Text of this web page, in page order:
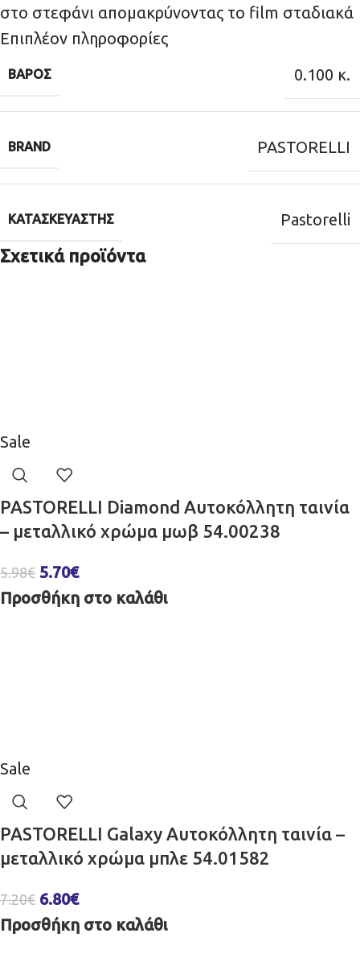
στο στεφάνι απομακρύνοντας το film σταδιακά
Επιπλέον πληροφορίες
ΒΆΡΟΣ 0.100 κ.
BRAND PASTORELLI
ΚΑΤΑΣΚΕΥΑΣΤΉΣ Pastorelli
Σχετικά προϊόντα
Sale
PASTORELLI Diamond Αυτοκόλλητη ταινία
– μεταλλικό χρώμα μωβ 54.00238
5.98€ 5.70€
Προσθήκη στο καλάθι
Sale
PASTORELLI Galaxy Αυτοκόλλητη ταινία –
μεταλλικό χρώμα μπλε 54.01582
7.20€ 6.80€
Προσθήκη στο καλάθι